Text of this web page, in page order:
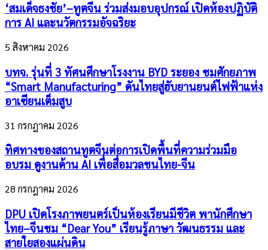
‘สมเด็จธงชัย’–ทูตจีน ร่วมส่งมอบอุปกรณ์ เปิดห้องปฏิบัติ
การ AI และนวัตกรรมอัจฉริยะ
5 สิงหาคม 2026
บทจ. รุ่นที่ 3 ทัศนศึกษาโรงงาน BYD ระยอง ชมศักยภาพ
“Smart Manufacturing” ดันไทยสู่ฮับยานยนต์ไฟฟ้าแห่ง
อาเซียนเต็มสูบ
31 กรกฎาคม 2026
ทิศทางของสถานทูตจีนต่อการเปิดพื้นที่ความร่วมมือ
อบรม ดูงานด้าน AI เพื่อสื่อมวลชนไทย-จีน
28 กรกฎาคม 2026
DPU เปิดโรงภาพยนตร์เป็นห้องเรียนมีชีวิต พานักศึกษา
ไทย–จีนชม “Dear You” เรียนรู้ภาษา วัฒนธรรม และ
สายใยสองแผ่นดิน